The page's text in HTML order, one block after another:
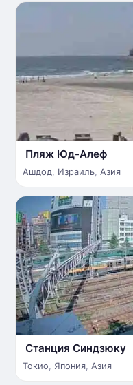
Пляж Юд-Алеф
Ашдод, Израиль, Азия
Станция Синдзюку
Токио, Япония, Азия